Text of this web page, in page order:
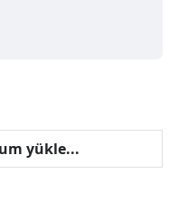
yükle...